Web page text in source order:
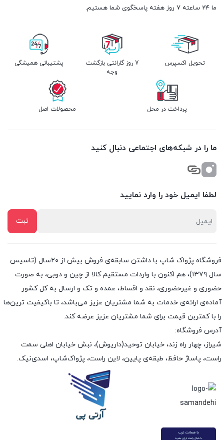
ما 24 ساعته 7 روز هفته پاسخگوی شما هستیم.
تحویل اکسپرس
7 روز گارانتی بازگشت
وجه
پشتیبانی همیشگی
پرداخت در محل محصولات اصل
ما را در شبکه‌های اجتماعی دنبال کنید
لطفا ایمیل خود را وارد نمایید
فروشگاه پژواک شاپ با داشتن سابقه‌ی فروش بیش از ۲۰سال (تاسیس
سال ۱۳۷۹)، هم اکنون با واردات مستقیم کالا از چین و دوبی، به صورت
حضوری و غیرحضوری، نقد و اقساط، عمده و تک و ارسال به کل کشور
آماده‌ی ارائه‌ی خدمات به شما مشتریان عزیز می‌باشد، تا باکیفیت ترین‌ها
را با کمتربن قیمت برای شما مشتریان عزیز عرضه کند.
آدرس فروشگاه:
شیراز، چهار راه زند، خیابان توحید(داریوش)، نبش خیابان اهلی سمت
راست، پاساژ حافظ، طبقه‌ی پایین، لاین راست، پژواک‌شاپ، اسدی‌نیک.